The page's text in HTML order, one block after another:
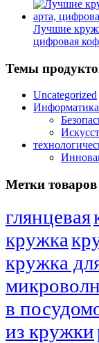
Лучшие
цифровая
Темы
Uncategorized
Информатика
Метки товаров
глянцевая
кружка
кружка
в
из кружки